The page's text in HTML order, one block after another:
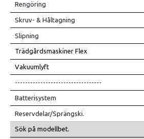
Rengöring
Skruv- & Håltagning
Slipning
Trädgårdsmaskiner Flex
Vakuumlyft
----------------------------------
Batterisystem
Reservdelar/Sprängski.
Sök på modellbet.